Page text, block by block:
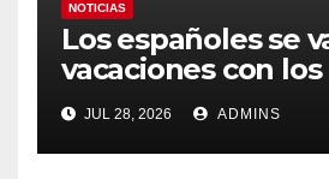
NOTICIAS
Los españoles se
vacaciones con los
carburantes hasta
más caros que el
y los hoteles
JUL 28, 2026 ADMINS